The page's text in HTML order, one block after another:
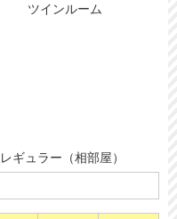
ツインルーム
レギュラー（相部屋）